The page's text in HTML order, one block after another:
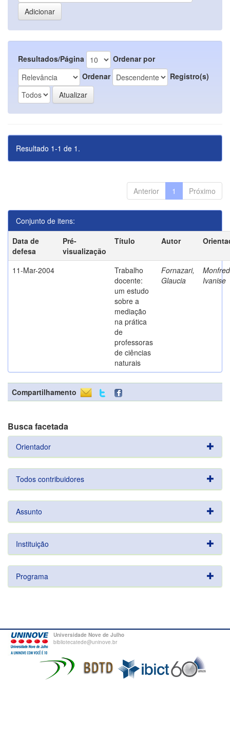
Resultados/Página
Ordenar por
Ordenar
Registro(s)
Resultado 1-1 de 1.
Anterior 1 Próximo
Conjunto de itens:
Data de
defesa
Pré-
visualização
Título Autor
11-Mar-2004
Trabalho
docente:
um estudo
sobre a
mediação
na prática
de
professoras
de ciências
naturais
Fornazari,
Glaucia
Ivanise
Compartilhamento
Busca facetada
Orientador
Todos contribuidores
Assunto
Instituição
Programa
Universidade Nove de Julho
bibliotecatede@uninove.br